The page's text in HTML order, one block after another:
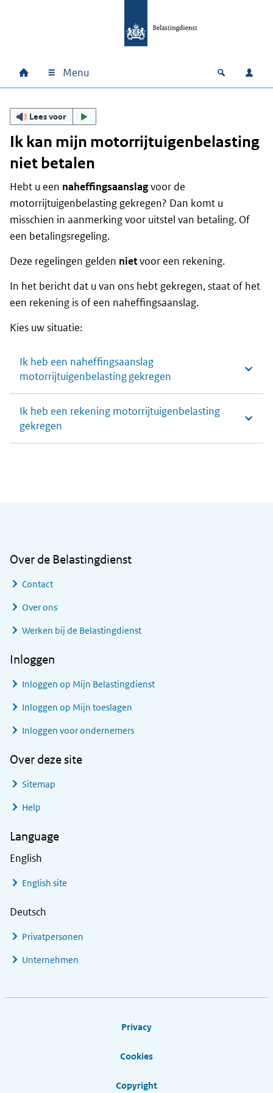
Hoofdnavigatie
Home Menu Open
Lees voor
Ik kan mijn motorrijtuigenbelasting
niet betalen
Hebt u een naheffingsaanslagvoor de
motorrijtuigenbelasting gekregen? Dan komt u
misschien in aanmerking voor uitstel van betaling. Of
een betalingsregeling.
Deze regelingen gelden nietvoor een rekening.
In het bericht dat u van ons hebt gekregen, staat of het
een rekening is of een naheffingsaanslag.
Kies uw situatie:
Ik heb een naheffingsaanslag
motorrijtuigenbelasting gekregen
Ik heb een rekening motorrijtuigenbelasting
gekregen
Over de Belastingdienst
Contact
Over ons
Werken bij de Belastingdienst
Inloggen
Inloggen op Mijn Belastingdienst
Inloggen op Mijn toeslagen
Inloggen voor ondernemers
Over deze site
Sitemap
Help
Language
English
English site
Deutsch
Privatpersonen
Unternehmen
Privacy
Cookies
Copyright